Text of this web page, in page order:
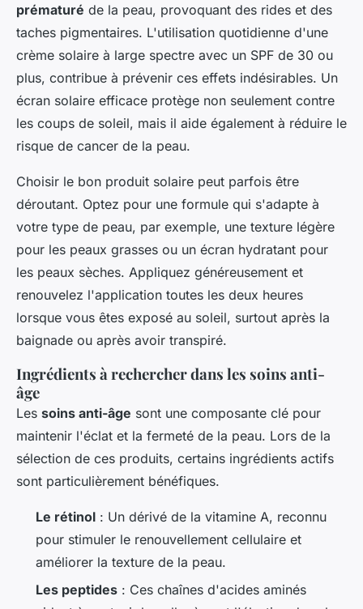
prématuré de la peau, provoquant des rides et des
taches pigmentaires. L'utilisation quotidienne d'une
crème solaire à large spectre avec un SPF de 30 ou
plus, contribue à prévenir ces effets indésirables. Un
écran solaire efficace protège non seulement contre
les coups de soleil, mais il aide également à réduire le
risque de cancer de la peau.
Choisir le bon produit solaire peut parfois être
déroutant. Optez pour une formule qui s'adapte à
votre type de peau, par exemple, une texture légère
pour les peaux grasses ou un écran hydratant pour
les peaux sèches. Appliquez généreusement et
renouvelez l'application toutes les deux heures
lorsque vous êtes exposé au soleil, surtout après la
baignade ou après avoir transpiré.
Ingrédients à rechercher dans les soins anti-
âge
Les soins anti-âge sont une composante clé pour
maintenir l'éclat et la fermeté de la peau. Lors de la
sélection de ces produits, certains ingrédients actifs
sont particulièrement bénéfiques.
Le rétinol : Un dérivé de la vitamine A, reconnu
pour stimuler le renouvellement cellulaire et
améliorer la texture de la peau.
Les peptides : Ces chaînes d'acides aminés